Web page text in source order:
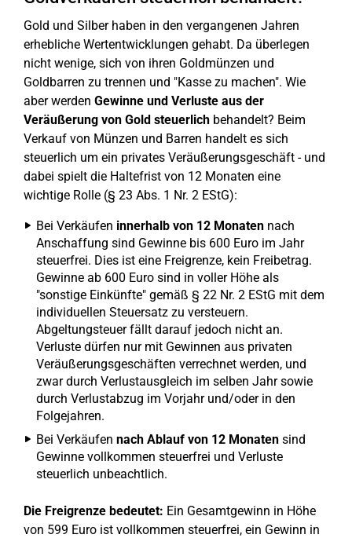
Gold und Silber haben in den vergangenen Jahren
erhebliche Wertentwicklungen gehabt. Da überlegen
nicht wenige, sich von ihren Goldmünzen und
Goldbarren zu trennen und "Kasse zu machen". Wie
aber werden Gewinne und Verluste aus der
Veräußerung von Gold steuerlich behandelt? Beim
Verkauf von Münzen und Barren handelt es sich
steuerlich um ein privates Veräußerungsgeschäft - und
dabei spielt die Haltefrist von 12 Monaten eine
wichtige Rolle (§ 23 Abs. 1 Nr. 2 EStG):
Bei Verkäufen innerhalb von 12 Monaten nach
Anschaffung sind Gewinne bis 600 Euro im Jahr
steuerfrei. Dies ist eine Freigrenze, kein Freibetrag.
Gewinne ab 600 Euro sind in voller Höhe als
"sonstige Einkünfte" gemäß § 22 Nr. 2 EStG mit dem
individuellen Steuersatz zu versteuern.
Abgeltungsteuer fällt darauf jedoch nicht an.
Verluste dürfen nur mit Gewinnen aus privaten
Veräußerungsgeschäften verrechnet werden, und
zwar durch Verlustausgleich im selben Jahr sowie
durch Verlustabzug im Vorjahr und/oder in den
Folgejahren.
Bei Verkäufen nach Ablauf von 12 Monaten sind
Gewinne vollkommen steuerfrei und Verluste
steuerlich unbeachtlich.
Die Freigrenze bedeutet: Ein Gesamtgewinn in Höhe
von 599 Euro ist vollkommen steuerfrei, ein Gewinn in